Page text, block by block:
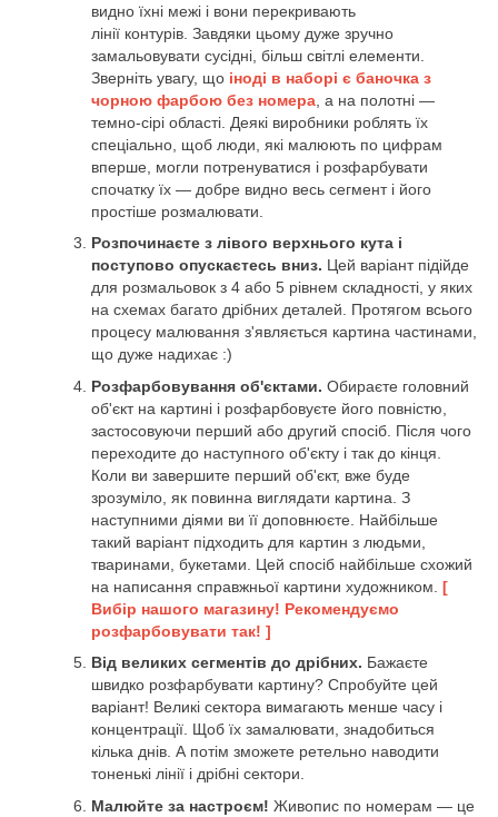
видно їхні межі і вони перекривають
лінії контурів. Завдяки цьому дуже зручно
замальовувати сусідні, більш світлі елементи.
Зверніть увагу, що іноді в наборі є баночка з
чорною фарбою без номера , а на полотні —
темно-сірі області. Деякі виробники роблять їх
спеціально, щоб люди, які малюють по цифрам
вперше, могли потренуватися і розфарбувати
спочатку їх — добре видно весь сегмент і його
простіше розмалювати.
Розпочинаєте з лівого верхнього кута і
поступово опускаєтесь вниз. Цей варіант підійде
для розмальовок з 4 або 5 рівнем складності, у яких
на схемах багато дрібних деталей. Протягом всього
процесу малювання з'являється картина частинами,
що дуже надихає :)
Розфарбовування об'єктами. Обираєте головний
об'єкт на картині і розфарбовуєте його повністю,
застосовуючи перший або другий спосіб. Після чого
переходите до наступного об'єкту і так до кінця.
Коли ви завершите перший об'єкт, вже буде
зрозуміло, як повинна виглядати картина. З
наступними діями ви її доповнюєте. Найбільше
такий варіант підходить для картин з людьми,
тваринами, букетами. Цей спосіб найбільше схожий
на написання справжньої картини художником. [
Вибір нашого магазину! Рекомендуємо
розфарбовувати так! ]
Від великих сегментів до дрібних. Бажаєте
швидко розфарбувати картину? Спробуйте цей
варіант! Великі сектора вимагають менше часу і
концентрації. Щоб їх замалювати, знадобиться
кілька днів. А потім зможете ретельно наводити
тоненькі лінії і дрібні сектори.
Малюйте за настроєм! Живопис по номерам — це